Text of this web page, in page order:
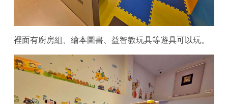
裡面有廚房組、繪本圖書、益智教玩具等遊具可以玩。